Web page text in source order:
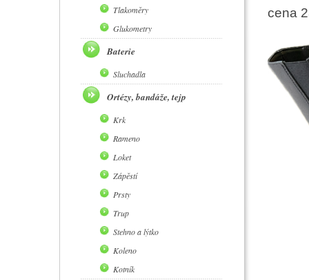
cena
Tlakoměry
Glukometry
Baterie
Sluchadla
Ortézy, bandáže, tejp
Krk
Rameno
Loket
Zápěstí
Prsty
Trup
Stehno a lýtko
Koleno
Kotník